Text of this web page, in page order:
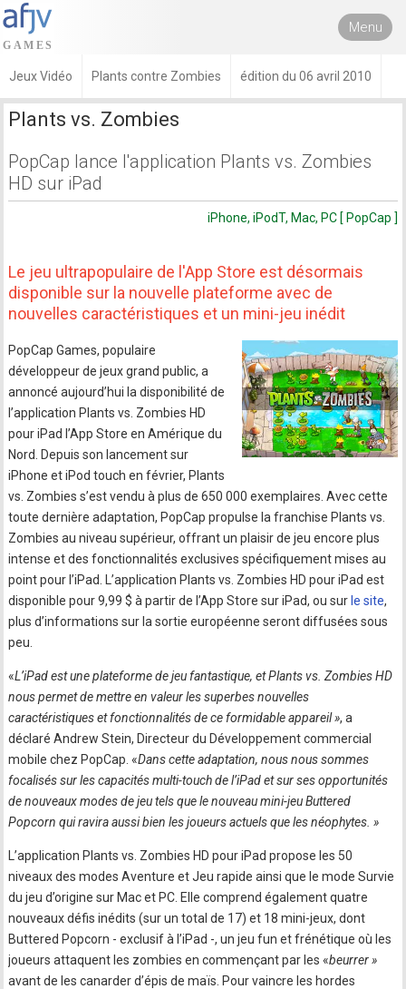
Menu
Jeux Vidéo Plants contre Zombies édition du 06 avril 2010
Plants vs. Zombies
PopCap lance l'application Plants vs. Zombies
HD sur iPad
iPhone, iPodT, Mac, PC [ PopCap ]
Le jeu ultrapopulaire de l'App Store est désormais
disponible sur la nouvelle plateforme avec de
nouvelles caractéristiques et un mini-jeu inédit
PopCap Games, populaire
développeur de jeux grand public, a
annoncé aujourd’hui la disponibilité de
l’application Plants vs. Zombies HD
pour iPad l’App Store en Amérique du
Nord. Depuis son lancement sur
iPhone et iPod touch en février, Plants
vs. Zombies s’est vendu à plus de 650 000 exemplaires. Avec cette
toute dernière adaptation, PopCap propulse la franchise Plants vs.
Zombies au niveau supérieur, offrant un plaisir de jeu encore plus
intense et des fonctionnalités exclusives spécifiquement mises au
point pour l’iPad. L’application Plants vs. Zombies HD pour iPad est
disponible pour 9,99 $ à partir de l’App Store sur iPad, ou sur le site,
plus d’informations sur la sortie européenne seront diffusées sous
peu.
«L’iPad est une plateforme de jeu fantastique, et Plants vs. Zombies HD
nous permet de mettre en valeur les superbes nouvelles
caractéristiques et fonctionnalités de ce formidable appareil », a
déclaré Andrew Stein, Directeur du Développement commercial
mobile chez PopCap. «Dans cette adaptation, nous nous sommes
focalisés sur les capacités multi-touch de l’iPad et sur ses opportunités
de nouveaux modes de jeu tels que le nouveau mini-jeu Buttered
Popcorn qui ravira aussi bien les joueurs actuels que les néophytes. »
L’application Plants vs. Zombies HD pour iPad propose les 50
niveaux des modes Aventure et Jeu rapide ainsi que le mode Survie
du jeu d’origine sur Mac et PC. Elle comprend également quatre
nouveaux défis inédits (sur un total de 17) et 18 mini-jeux, dont
Buttered Popcorn - exclusif à l’iPad -, un jeu fun et frénétique où les
joueurs attaquent les zombies en commençant par les «beurrer »
avant de les canarder d’épis de maïs. Pour vaincre les hordes